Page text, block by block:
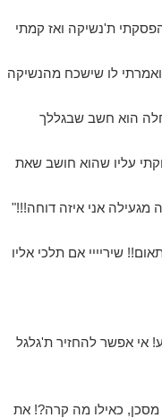
ת'נשיקה ואז קמתי
לו שישכח מהנשיקה
הוא חשב שבגללך
עליו שהוא חושב שאת
מגעילה אני איזה דוחה!!!"
שיריייי אם תלכי אליו
אי אפשר להחזיר ת'גלגל
מסכן, כאילו מה קרה?! את